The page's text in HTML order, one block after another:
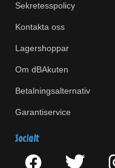
Sekretesspolicy
Kontakta oss
Lagershoppar
Om dBAkuten
Betalningsalternativ
Garantiservice
Socialt